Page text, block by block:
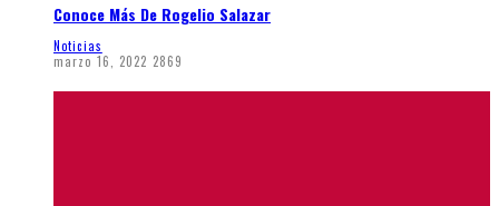
Conoce Más De Rogelio Salazar
Noticias
marzo 16, 2022 2869